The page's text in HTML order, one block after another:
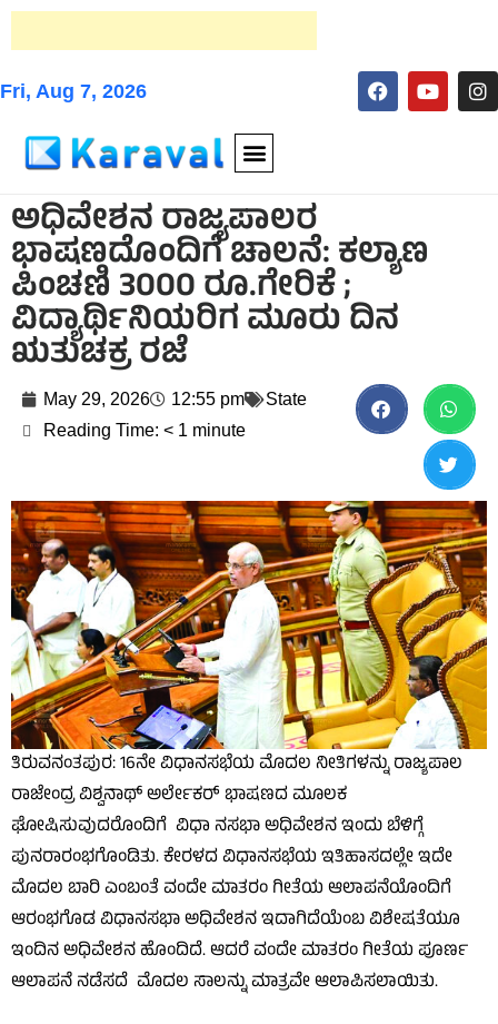
Fri, Aug 7, 2026
ಅಧಿವೇಶನ ರಾಜ್ಯಪಾಲರ
ಭಾಷಣದೊಂದಿಗೆ ಚಾಲನೆ: ಕಲ್ಯಾಣ
ಪಿಂಚಣಿ 3000 ರೂ.ಗೇರಿಕೆ ;
ವಿದ್ಯಾರ್ಥಿನಿಯರಿಗ ಮೂರು ದಿನ
ಋತುಚಕ್ರ ರಜೆ
May 29, 2026 12:55 pm
State
Reading Time: < 1 minute
ತಿರುವನಂತಪುರ: 16ನೇ ವಿಧಾನಸಭೆಯ ಮೊದಲ ನೀತಿಗಳನ್ನು ರಾಜ್ಯಪಾಲ
ರಾಜೇಂದ್ರ ವಿಶ್ವನಾಥ್ ಅರ್ಲೇಕರ್ ಭಾಷಣದ ಮೂಲಕ
ಘೋಷಿಸುವುದರೊಂದಿಗೆ ವಿಧಾ ನಸಭಾ ಅಧಿವೇಶನ ಇಂದು ಬೆಳಿಗ್ಗೆ
ಪುನರಾರಂಭಗೊಂಡಿತು. ಕೇರಳದ ವಿಧಾನಸಭೆಯ ಇತಿಹಾಸದಲ್ಲೇ ಇದೇ
ಮೊದಲ ಬಾರಿ ಎಂಬಂತೆ ವಂದೇ ಮಾತರಂ ಗೀತೆಯ ಆಲಾಪನೆಯೊಂದಿಗೆ
ಆರಂಭಗೊಡ ವಿಧಾನಸಭಾ ಅಧಿವೇಶನ ಇದಾಗಿದೆಯೆಂಬ ವಿಶೇಷತೆಯೂ
ಇಂದಿನ ಅಧಿವೇಶನ ಹೊಂದಿದೆ. ಆದರೆ ವಂದೇ ಮಾತರಂ ಗೀತೆಯ ಪೂರ್ಣ
ಆಲಾಪನೆ ನಡೆಸದೆ ಮೊದಲ ಸಾಲನ್ನು ಮಾತ್ರವೇ ಆಲಾಪಿಸಲಾಯಿತು.